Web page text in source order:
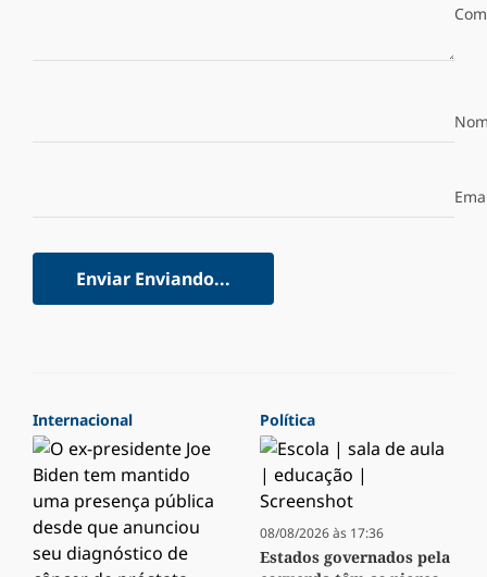
Enviar Enviando...
Internacional Política
08/08/2026 às 17:36
Estados governados pela